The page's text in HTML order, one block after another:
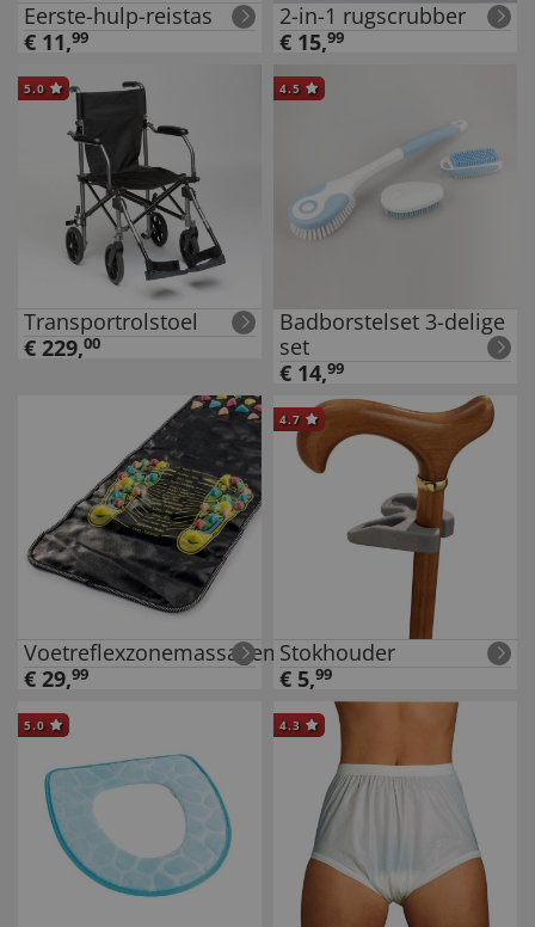
Eerste-hulp-reistas
€ 11,99
2-in-1 rugscrubber
€ 15,99
5.0
Transportrolstoel
€ 229,00
4.5
Badborstelset 3-delige
set
€ 14,99
Voetreflexzonemassagemat
€ 29,99
4.7
Stokhouder
€ 5,99
5.0 4.3